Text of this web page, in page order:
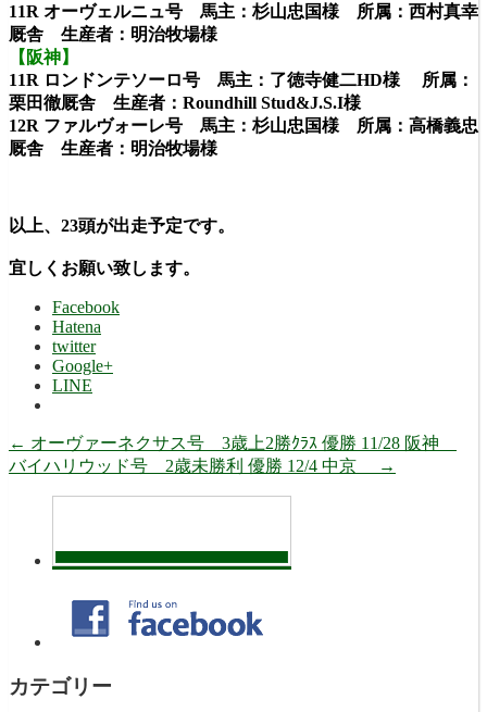
11R オーヴェルニュ号 馬主：杉山忠国様 所属：西村真幸
厩舎 生産者：明治牧場様
【阪神】
11R ロンドンテソーロ号 馬主：了徳寺健二HD様 所属：
栗田徹厩舎 生産者：Roundhill Stud&J.S.I様
12R ファルヴォーレ号 馬主：杉山忠国様 所属：高橋義忠
厩舎 生産者：明治牧場様
以上、23頭が出走予定です。
宜しくお願い致します。
Facebook
Hatena
twitter
Google+
LINE
← オーヴァーネクサス号 3歳上2勝ｸﾗｽ 優勝 11/28 阪神
バイハリウッド号 2歳未勝利 優勝 12/4 中京
→
カテゴリー